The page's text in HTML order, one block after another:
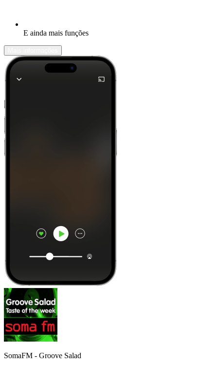
E ainda mais funções
SomaFM - Groove Salad